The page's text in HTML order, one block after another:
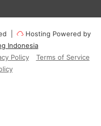
|
Hosting Powered by
Indonesia
Policy
Terms of Service